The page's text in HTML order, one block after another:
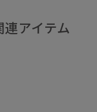
アイテム